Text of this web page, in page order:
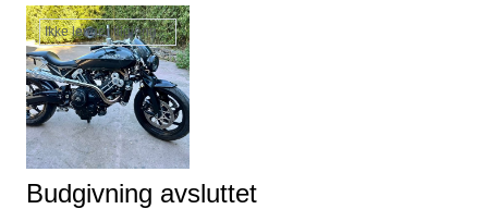
Ikke lenger tilgjengelig
Budgivning avsluttet